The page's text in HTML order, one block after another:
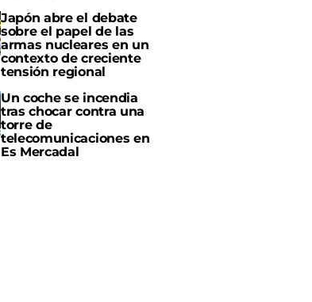
Japón abre el debate
sobre el papel de las
armas nucleares en un
contexto de creciente
tensión regional
Un coche se incendia
tras chocar contra una
torre de
telecomunicaciones en
Es Mercadal